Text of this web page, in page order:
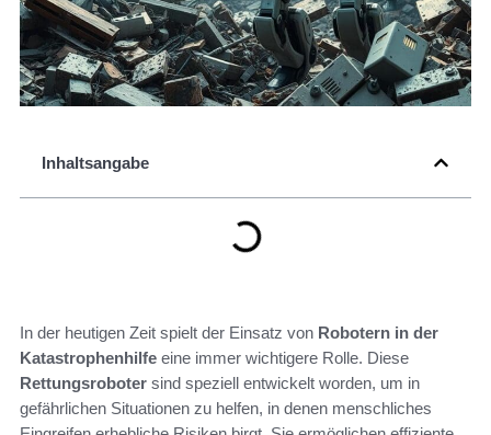
Inhaltsangabe
In der heutigen Zeit spielt der Einsatz von Robotern in der
Katastrophenhilfe eine immer wichtigere Rolle. Diese
Rettungsroboter sind speziell entwickelt worden, um in
gefährlichen Situationen zu helfen, in denen menschliches